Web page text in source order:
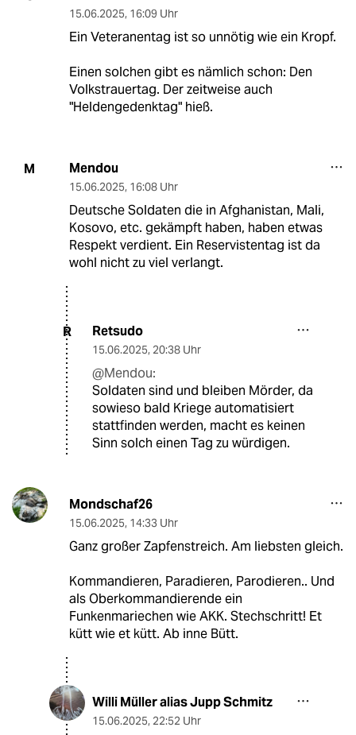
15.06.2025, 16:09 Uhr
Ein Veteranentag ist so unnötig wie ein Kropf.
Einen solchen gibt es nämlich schon: Den
Volkstrauertag. Der zeitweise auch
"Heldengedenktag" hieß.
M Mendou
15.06.2025, 16:08 Uhr
Deutsche Soldaten die in Afghanistan, Mali,
Kosovo, etc. gekämpft haben, haben etwas
Respekt verdient. Ein Reservistentag ist da
wohl nicht zu viel verlangt.
R Retsudo
15.06.2025, 20:38 Uhr
@Mendou:
Soldaten sind und bleiben Mörder, da
sowieso bald Kriege automatisiert
stattfinden werden, macht es keinen
Sinn solch einen Tag zu würdigen.
Mondschaf26
15.06.2025, 14:33 Uhr
Ganz großer Zapfenstreich. Am liebsten gleich.
Kommandieren, Paradieren, Parodieren.. Und
als Oberkommandierende ein
Funkenmariechen wie AKK. Stechschritt! Et
kütt wie et kütt. Ab inne Bütt.
Willi Müller alias Jupp Schmitz
15.06.2025, 22:52 Uhr